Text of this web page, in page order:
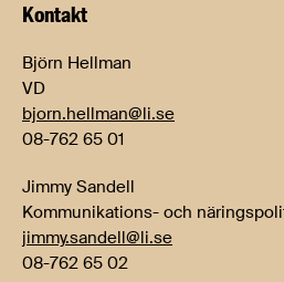
Kontakt
Björn Hellman
VD
bjorn.hellman@li.se
08-762 65 01
Jimmy Sandell
Kommunikations- och
jimmy.sandell@li.se
08-762 65 02